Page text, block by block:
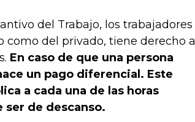
del Trabajo, los trabajadores
del privado, tiene derecho a
En caso de que una persona
un pago diferencial. Este
a cada una de las horas
ser de descanso.